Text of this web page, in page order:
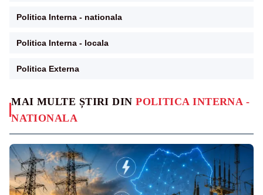
MAI MULTE ȘTIRI DINPOLITICA INTERNA -
NATIONALA
Politica Interna - nationala
Politica Interna - locala
Politica Externa